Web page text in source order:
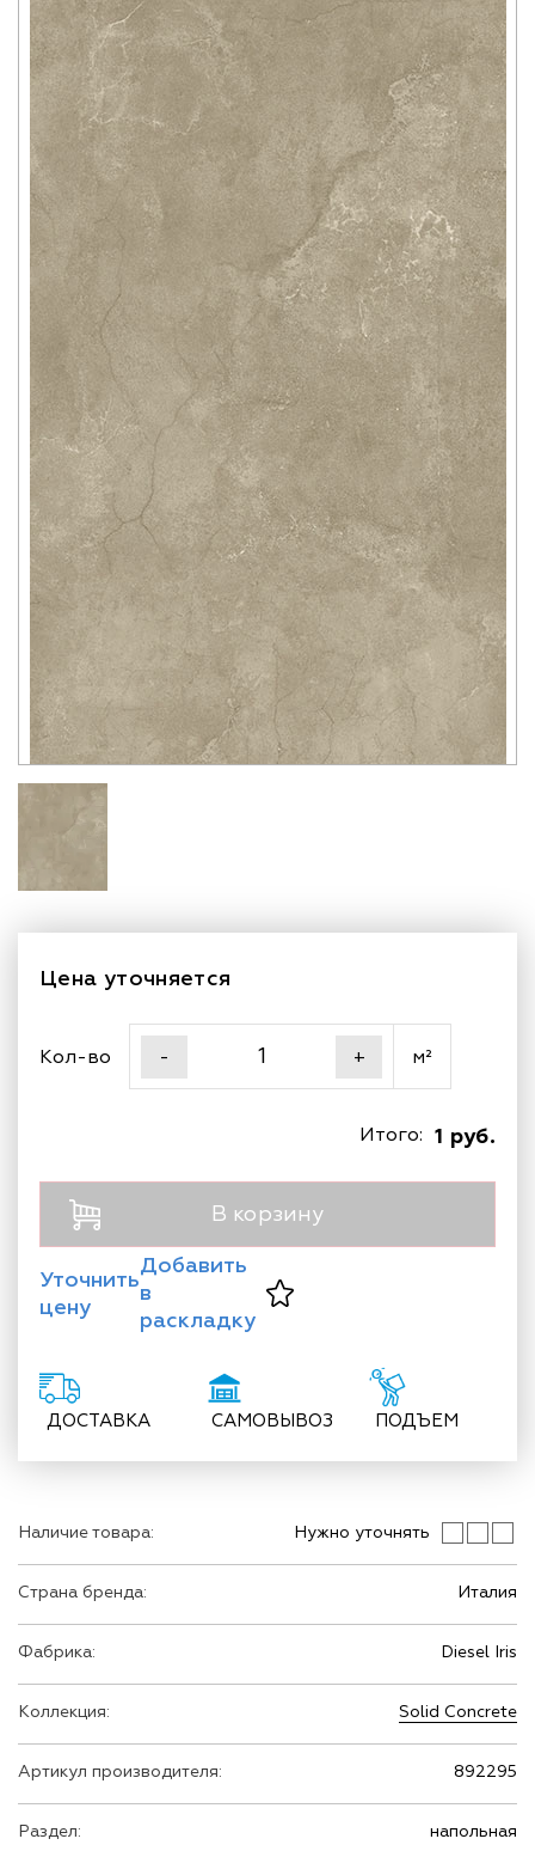
Наличие товара: Нужно уточнять
Страна бренда: Италия
Фабрика: Diesel Iris
Коллекция: Solid Concrete
Артикул производителя: 892295
Раздел: напольная
Цена уточняется
Кол-во - + м²
1 руб.
Итого:
В корзину
Уточнить
цену
Добавить
в
раскладку
ДОСТАВКА САМОВЫВОЗ ПОДЪЕМ